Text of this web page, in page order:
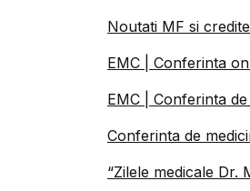
Noutati MF si
EMC | Conferinta
EMC | Conferinta
Conferinta de
“Zilele medicale Dr.